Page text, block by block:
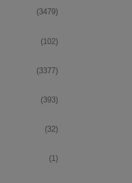
(3479)
(102)
(3377)
(393)
(32)
(1)